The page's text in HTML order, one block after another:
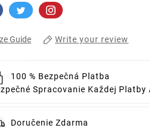
Guide Write your review
100 % Bezpečná Platba
Spracovanie Každej
Doručenie Zdarma